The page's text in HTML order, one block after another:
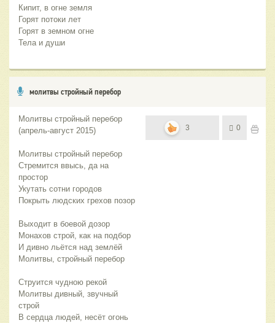
Кипит, в огне земля
Горят потоки лет
Горят в земном огне
Тела и души
молитвы стройный перебор
Молитвы стройный перебор
(апрель-август 2015)
Молитвы стройный перебор
Стремится ввысь, да на
простор
Укутать сотни городов
Покрыть людских грехов позор
Выходит в боевой дозор
Монахов строй, как на подбор
И дивно льётся над землёй
Молитвы, стройный перебор
Струится чудною рекой
Молитвы дивный, звучный
строй
В сердца людей, несёт огонь
3 0